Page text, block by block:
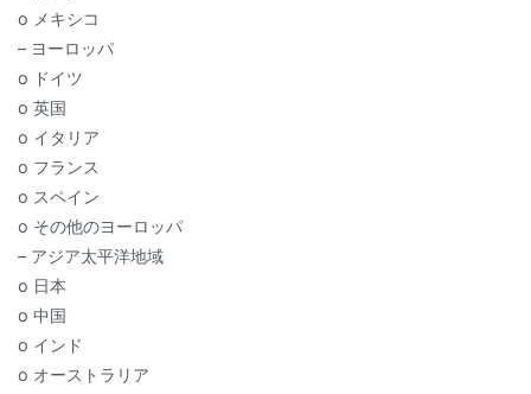
o メキシコ
– ヨーロッパ
o ドイツ
o 英国
o イタリア
o フランス
o スペイン
o その他のヨーロッパ
– アジア太平洋地域
o 日本
o 中国
o インド
o オーストラリア